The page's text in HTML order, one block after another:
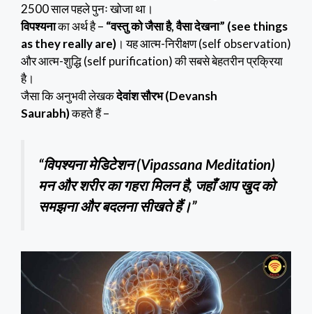
2500 साल पहले पुनः खोजा था।
विपश्यनाका अर्थ है – “वस्तु को जैसा है, वैसा देखना” (see things
as they really are) । यह आत्म-निरीक्षण (self observation)
और आत्म-शुद्धि (self purification) की सबसे बेहतरीन प्रक्रिया
है।
जैसा कि अनुभवी लेखकदेवांश सौरभ (Devansh
Saurabh)कहते हैं –
“विपश्यना मेडिटेशन (Vipassana Meditation)
मन और शरीर का गहरा मिलन है, जहाँ आप खुद को
समझना और बदलना सीखते हैं।”